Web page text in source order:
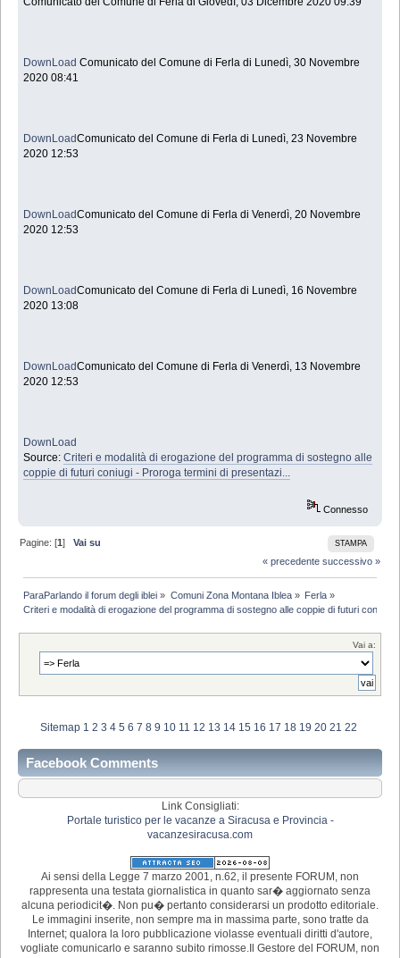
DownLoadComunicato del Comune di Ferla di Lunedì, 30 Novembre
2020 08:41
DownLoadComunicato del Comune di Ferla di Lunedì, 23 Novembre
2020 12:53
DownLoadComunicato del Comune di Ferla di Venerdì, 20 Novembre
2020 12:53
DownLoadComunicato del Comune di Ferla di Lunedì, 16 Novembre
2020 13:08
DownLoadComunicato del Comune di Ferla di Venerdì, 13 Novembre
2020 12:53
DownLoad
Source:Criteri e modalità di erogazione del programma di sostegno alle
coppie di futuri coniugi - Proroga termini di presentazi...
Connesso
STAMPA
Pagine: [1]Vai su
« precedente successivo »
ParaParlando il forum degli iblei » Comuni Zona Montana Iblea» Ferla»
Criteri e modalità di erogazione del programma di sostegno alle coppie di futuri coniugi
Vai a:
Sitemap 1 2 3 4 5 6 7 8 9 10 11 12 13 14 15 16 17 18 19 20 21 22
Facebook Comments
Link Consigliati:
Portale turistico per le vacanze a Siracusa e Provincia -
vacanzesiracusa.com
Ai sensi della Legge 7 marzo 2001, n.62, il presente FORUM, non
rappresenta una testata giornalistica in quanto sar� aggiornato senza
alcuna periodicit�. Non pu� pertanto considerarsi un prodotto editoriale.
Le immagini inserite, non sempre ma in massima parte, sono tratte da
Internet; qualora la loro pubblicazione violasse eventuali diritti d'autore,
vogliate comunicarlo e saranno subito rimosse.Il Gestore del FORUM, non